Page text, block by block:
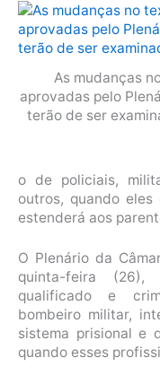
As mudanças
aprovadas pelo
terão de ser
o de policiais,
outros, quando
estenderá aos
O Plenário da
quinta-feira
qualificado e
bombeiro militar,
sistema prisional e
quando esses